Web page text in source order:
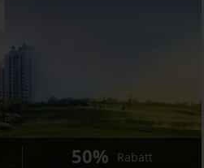
50% Rabatt